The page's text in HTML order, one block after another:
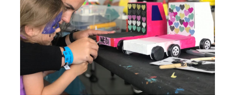
Aréna s bagry
TYP EVENTU
Párty a večírky
Konference/Školení